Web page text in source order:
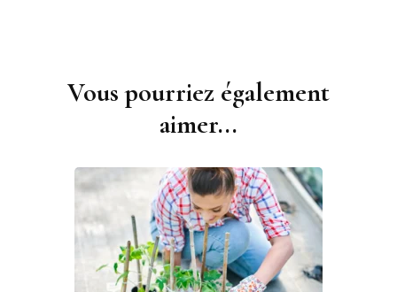
NavigationVous pourriez également
aimer...